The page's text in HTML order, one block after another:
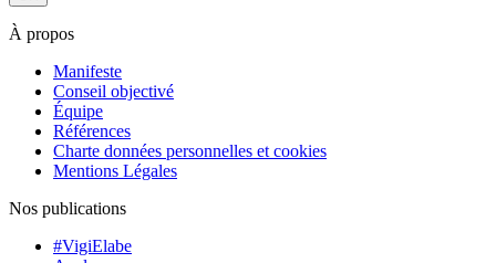
À propos
Manifeste
Conseil objectivé
Équipe
Références
Charte données personnelles et cookies
Mentions Légales
Nos publications
#VigiElabe